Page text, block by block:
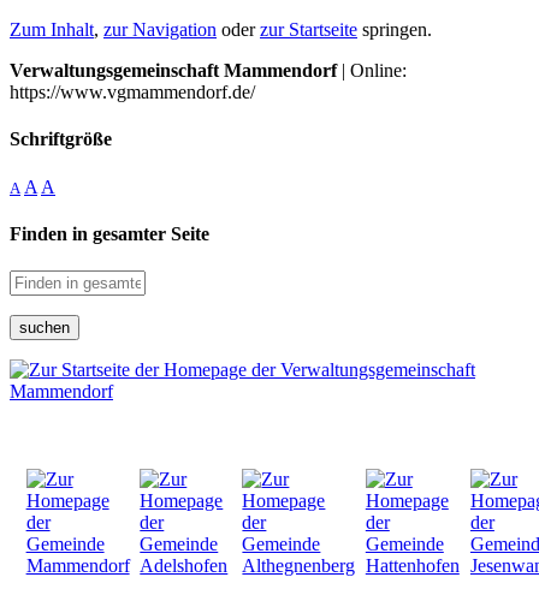
Zum Inhalt, zur Navigation oderzur Startseite springen.
Verwaltungsgemeinschaft Mammendorf| Online:
https://www.vgmammendorf.de/
Schriftgröße
A A A
Finden in gesamter Seite
suchen